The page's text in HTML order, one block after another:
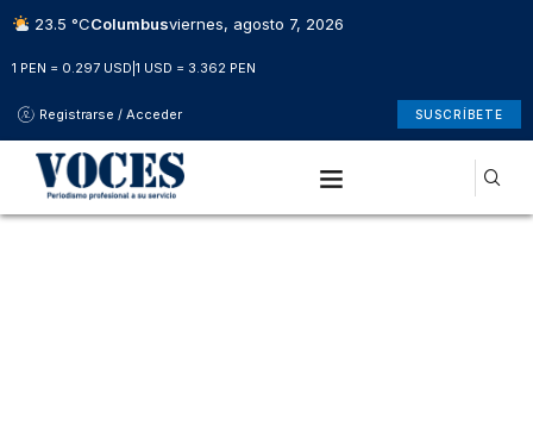
23.5 °CColumbusviernes, agosto 7, 2026
1 PEN = 0.297 USD 1 USD = 3.362 PEN
Registrarse / Acceder SUSCRÍBETE